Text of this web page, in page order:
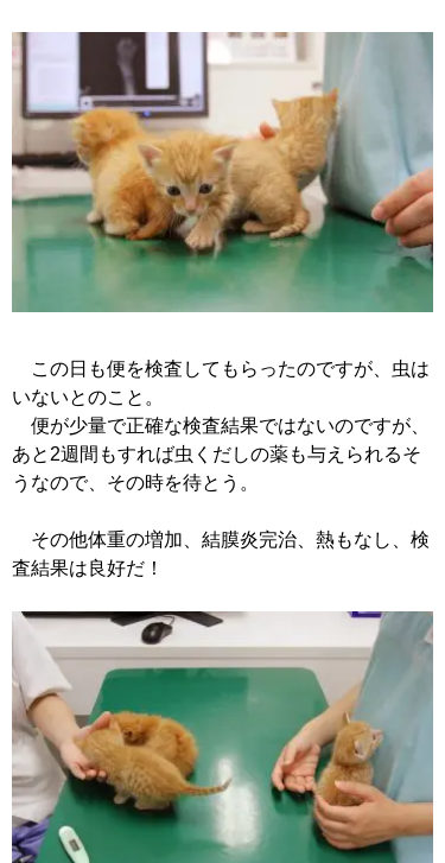
この日も便を検査してもらったのですが、虫は
いないとのこと。
便が少量で正確な検査結果ではないのですが、
あと2週間もすれば虫くだしの薬も与えられるそ
うなので、その時を待とう。
その他体重の増加、結膜炎完治、熱もなし、検
査結果は良好だ！